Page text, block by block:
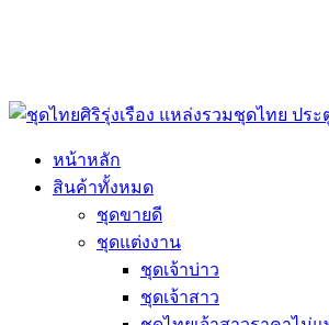
หน้าหลัก
สินค้าทั้งหมด
ชุดขายดี
ชุดแต่งงาน
ชุดเจ้าบ่าว
ชุดเจ้าสาว